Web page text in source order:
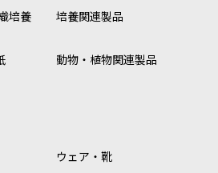
培養
培養関連製品
動物・植物関連製品
ウェア・靴